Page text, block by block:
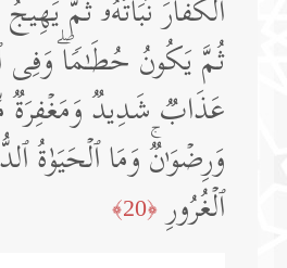
ٱلۡكُفَّارَ نَبَاتُهُۥ ثُمَّ
ثُمَّ یَكُونُ حُطَـٰمࣰاۖ وَفِی
عَذَابࣱ شَدِیدࣱ وَمَغۡفِرَةࣱ
وَرِضۡوَ ٰ⁠نࣱۚ وَمَا ٱلۡحَیَوٰةُ
ٱلۡغُرُورِ ﴿20﴾